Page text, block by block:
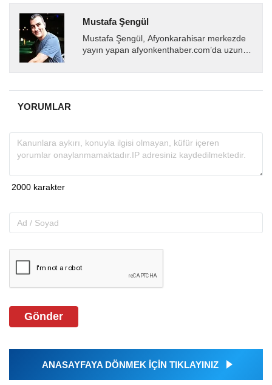
Mustafa Şengül
Mustafa Şengül, Afyonkarahisar merkezde
yayın yapan afyonkenthaber.com’da uzun
almakta, haber akışı...
YORUMLAR
Gönder
ANASAYFAYA DÖNMEK İÇİN TIKLAYINIZ